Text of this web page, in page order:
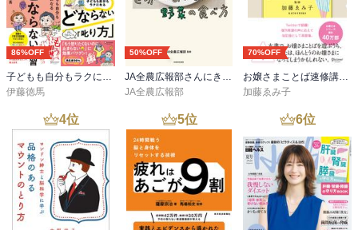
86%OFF
子どもも自分もラクになる どならない練習＋どならない叱り方【2冊合本版】
伊藤徳馬
50%OFF
JA全農広報部さんにきいた 世界一おいしい野菜の食べ方
JA全農広報部
70%OFF
お嬢さまことば速修講座 改訂版
加藤ゑみ子
4位 5位 6位